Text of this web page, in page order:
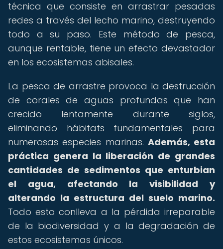
técnica que consiste en arrastrar pesadas
redes a través del lecho marino, destruyendo
todo a su paso. Este método de pesca,
aunque rentable, tiene un efecto devastador
en los ecosistemas abisales.
La pesca de arrastre provoca la destrucción
de corales de aguas profundas que han
crecido lentamente durante siglos,
eliminando hábitats fundamentales para
numerosas especies marinas. Además, esta
práctica genera la liberación de grandes
cantidades de sedimentos que enturbian
el agua, afectando la visibilidad y
alterando la estructura del suelo marino.
Todo esto conlleva a la pérdida irreparable
de la biodiversidad y a la degradación de
estos ecosistemas únicos.